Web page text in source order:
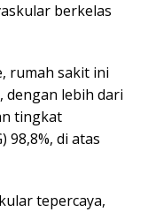
berkelas
rumah sakit ini
dengan lebih dari
tingkat
98,8%, di atas
tepercaya,